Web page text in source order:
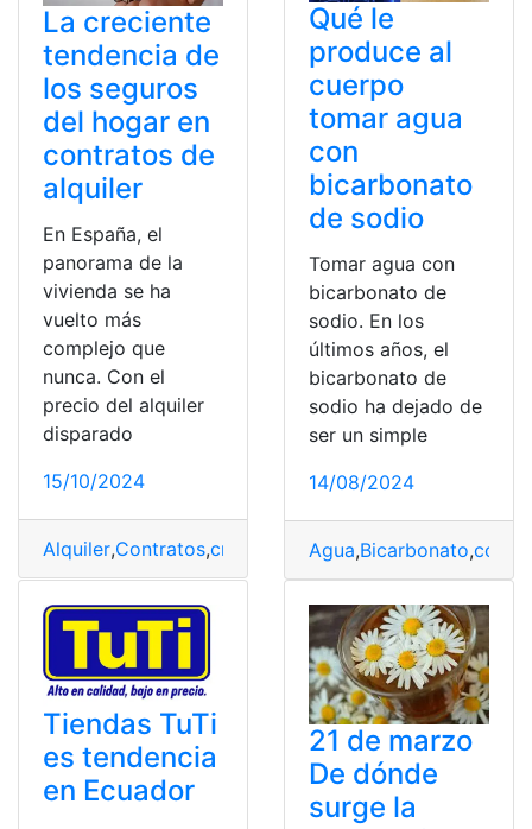
La creciente
tendencia de
los seguros
del hogar en
contratos de
alquiler
En España, el
panorama de la
vivienda se ha
vuelto más
complejo que
nunca. Con el
precio del alquiler
disparado
15/10/2024
Alquiler,Contratos,creciente España,hogar,Seguros
Qué le
produce al
cuerpo
tomar agua
con
bicarbonato
de sodio
Tomar agua con
bicarbonato de
sodio. En los
últimos años, el
bicarbonato de
sodio ha dejado de
ser un simple
14/08/2024
Agua,Bicarbonato,
Tiendas TuTi
es tendencia
en Ecuador
21 de marzo
De dónde
surge la